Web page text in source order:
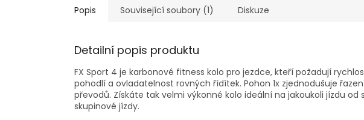
Popis Související soubory (1) Diskuze
Detailní popis produktu
FX Sport 4 je karbonové fitness kolo pro jezdce, kteří požadují
pohodlí a ovladatelnost rovných řídítek. Pohon 1x zjednodušuje
převodů. Získáte tak velmi výkonné kolo ideální na jakoukoli jízdu od
skupinové jízdy.